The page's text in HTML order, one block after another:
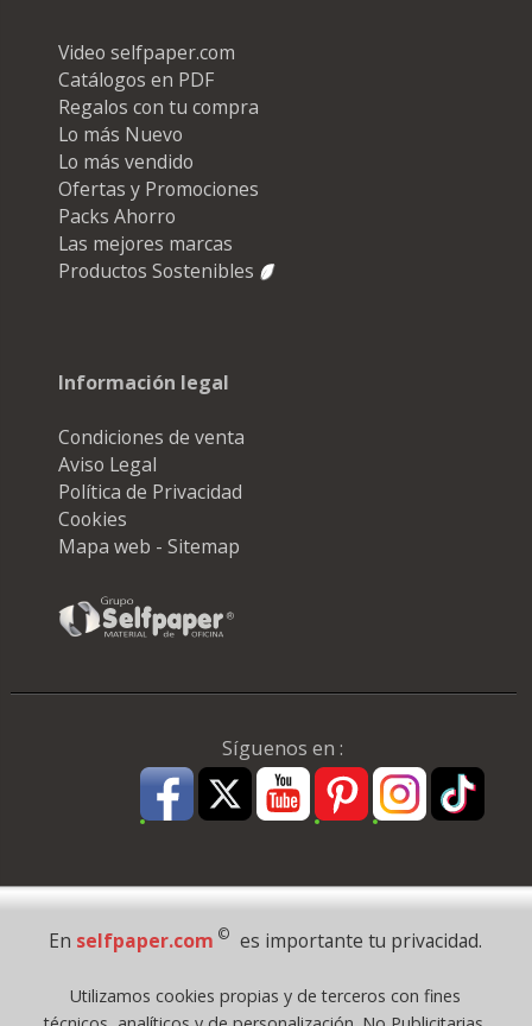
Video selfpaper.com
Catálogos en PDF
Regalos con tu compra
Lo más Nuevo
Lo más vendido
Ofertas y Promociones
Packs Ahorro
Las mejores marcas
Productos Sostenibles
Información legal
Condiciones de venta
Aviso Legal
Política de Privacidad
Cookies
Mapa web - Sitemap
Síguenos en :
Pago Seguro
Todos los derechos reservados
En selfpaper.com © es importante tu privacidad.
Utilizamos cookies propias y de terceros con fines